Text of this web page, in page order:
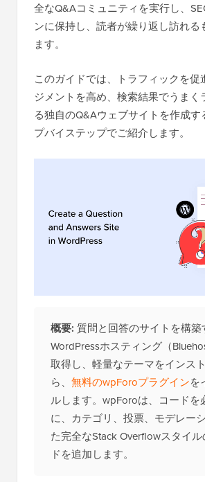
全なQ&Aコミュニティを実行し、
ンに保持し、読者が繰り返し訪れる
ます。
このガイドでは、トラフィックを促
ジメントを高め、検索結果でうまく
る独自のQ&Aウェブサイトを作成す
プバイステップでご紹介します。
概要: 質問と回答のサイトを構築
WordPressホスティング（
取得し、軽量なテーマをインス
ら、 無料のwpForoプラグインを
ルします。wpForoは、コードを
に、カテゴリ、投票、モデレー
た完全なStack Overflowスタイ
ドを追加します。